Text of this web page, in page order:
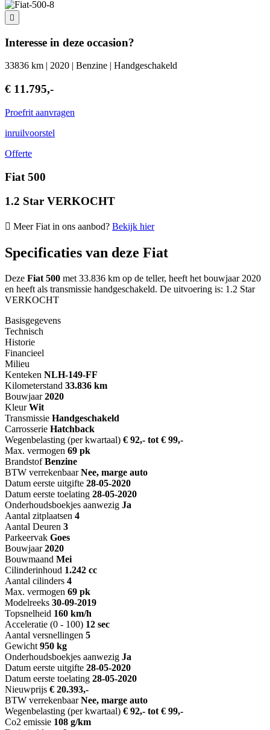
Interesse in deze occasion?
33836 km | 2020 | Benzine | Handgeschakeld
€ 11.795,-
Proefrit aanvragen
inruilvoorstel
Offerte
Fiat 500
1.2 Star VERKOCHT
Meer Fiat in ons aanbod? Bekijk hier
Specificaties van deze Fiat
Deze Fiat 500 met 33.836 km op de teller, heeft het bouwjaar 2020
en heeft als transmissie handgeschakeld. De uitvoering is: 1.2 Star
VERKOCHT
Basisgegevens
Technisch
Historie
Financieel
Milieu
Kenteken NLH-149-FF
Kilometerstand 33.836 km
Bouwjaar 2020
Kleur Wit
Transmissie Handgeschakeld
Carrosserie Hatchback
Wegenbelasting (per kwartaal) € 92,- tot € 99,-
Max. vermogen 69 pk
Brandstof Benzine
BTW verrekenbaar Nee, marge auto
Datum eerste uitgifte 28-05-2020
Datum eerste toelating 28-05-2020
Onderhoudsboekjes aanwezig Ja
Aantal zitplaatsen 4
Aantal Deuren 3
Parkeervak Goes
Bouwjaar 2020
Bouwmaand Mei
Cilinderinhoud 1.242 cc
Aantal cilinders 4
Max. vermogen 69 pk
Modelreeks 30-09-2019
Topsnelheid 160 km/h
Acceleratie (0 - 100) 12 sec
Aantal versnellingen 5
Gewicht 950 kg
Onderhoudsboekjes aanwezig Ja
Datum eerste uitgifte 28-05-2020
Datum eerste toelating 28-05-2020
Nieuwprijs € 20.393,-
BTW verrekenbaar Nee, marge auto
Wegenbelasting (per kwartaal) € 92,- tot € 99,-
Co2 emissie 108 g/km